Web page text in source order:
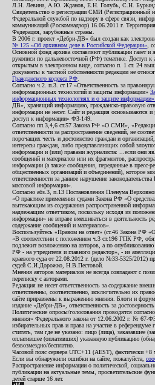
Л.Н. Левина, А.Ю. Жданов, Е.Н. Голубь, С.Н.
Свидетельство о регистрации СМИ (Регистрационный
Федеральной службой по надзору в сфере связи,
коммуникаций (Роскомнадзор) 16.06.2011 г.
Федерация, зарубежные страны.
В 2006 г. проект «Дебри-ДВ» был создан как
№ 125 «Об архивном деле в Российской Федерации» ,
Основной фонд архива составляют публикации газет
рукописи по дальневосточной (РФ) тематике. Доступ
открытым в электронном виде, согласно п. 1 ст. 24
документы к частной собственности редакции не
Гражданского кодекса РФ
Согласно ч.2. п.3. ст.17 «Ответственность за
информационных технологий и защиты информации»
информационных технологиях и о защите
ДВ», хранящий информацию, гражданско-правовую
информации не несет. Сайт и редакция основываются и
доступ к информации» ФЗ-149.
Согласно пп.3,4,6 ст.57 Закона РФ «О СМИ»,
ответственности за распространение сведений, не
порочащих честь и достоинство граждан и
интересы граждан, либо представляющих собой
информации и (или) правами журналиста: ...если они
сообщений и материалов или их фрагментов,
информации (а также сообщения, переданные в пресс-
общественных организаций и объединений), которое
ответственности за данное нарушение
массовой информации».
Согласно абз.3, п.13 Постановления Пленума
«О практике применения судами Закона РФ «О
вытекающим из содержания распространенной
надлежащим ответчиком, поскольку исходя из
информации» не вправе вмешиваться в деятельность
содержание сообщений и материалов».
Воспользуйтесь «Правом на ответ» (ст.46 Закона РФ
«В соответствии с положением ч.3 ст.196 ГПК РФ,
подлежит возложению на авторов, а по
РФ - на учредителя и главного редактор», - из
краевого суда от 22.08.2012 г. (дело №33-5325/2012)
судей С.И.Дорожко, Н.В.Пестовой.
Мнения авторов материалов не всегда совпадают с
переписку с авторами.
Редакция не несет ответственность за содержание
ответственны, соответственно, исключительно их
сайте приравнены к выражению мнения. Блоги и форум
издание «Дебри-ДВ», ответственность за
Политические опросы/голосования проводятся
мнения» Федерального закона от 12.06.2002 г. № 67-
избирательных прав и права на участие в референдуме
считать, там где не указано: лицо (лица), заказавшее
оплатившее (оплативших) указанную публикацию
безвозмездно/бесплатно.
Часовой пояс сервера UTC+11 (AEST), фактически +8
Если вы обнаружили ошибки на сайте, пожалуйста,
Распространение информации о политической,
публикации на актуальные темы, просветительские
детей старше 16 лет.